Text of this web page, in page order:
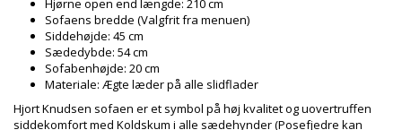
Hjørne open end længde: 210 cm
Sofaens bredde (Valgfrit fra menuen)
Siddehøjde: 45 cm
Sædedybde: 54 cm
Sofabenhøjde: 20 cm
Materiale: Ægte læder på alle slidflader
Hjort Knudsen sofaen er et symbol på høj kvalitet og uovertruffen
siddekomfort med Koldskum i alle sædehynder (Posefjedre kan